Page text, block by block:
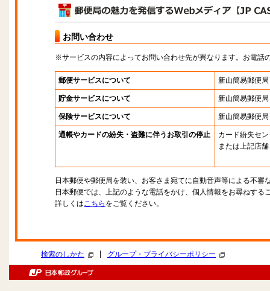
お問い合わせ
※サービスの内容によってお問い合わせ先が異なります。お電話
郵便サービスについて 新山簡易郵便局
貯金サービスについて 新山簡易郵便局
保険サービスについて 新山簡易郵便局
通帳やカードの紛失・盗難に伴うお取引の停止
カード紛失セ
または上記店舗
日本郵便や郵便局を装い、お客さま宛てに自動音声等による不審
日本郵便では、上記のような電話をかけ、個人情報をお尋ねする
詳しくはこちら をご覧ください。
検索のしかた グループ・プライバシーポリシー